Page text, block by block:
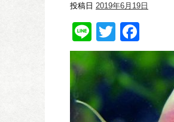
投稿日 2019年6月19日
LineTwitter